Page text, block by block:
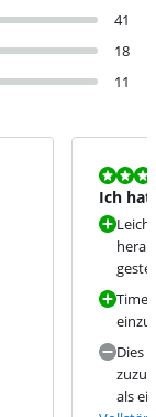
41
18
11
Bewertet
Ich
Dies
als